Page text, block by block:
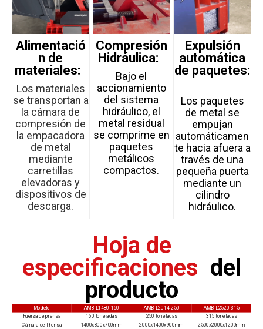
Alimentació
n de
materiales:
Los materiales
se transportan a
la cámara de
compresión de
la empacadora
de metal
mediante
carretillas
elevadoras y
dispositivos de
descarga.
Compresión
Hidráulica:
Bajo el
accionamiento
del sistema
hidráulico, el
metal residual
se comprime en
paquetes
metálicos
compactos.
Expulsión
automática
de paquetes:
Los paquetes
de metal se
empujan
automáticamen
te hacia afuera a
través de una
pequeña puerta
mediante un
cilindro
hidráulico.
Hoja de
especificaciones del
producto
Modelo AMB-L1480-160 AMB-L2014-250 AMB-L2520-315
Fuerza de prensa 160 toneladas 250 toneladas
315 toneladas
Cámara de Prensa
1400x800x700mm 2000x1400x900mm 2500x2000x1200mm